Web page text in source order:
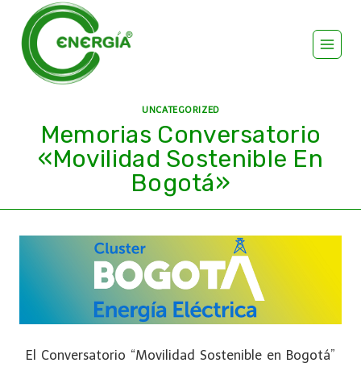
UNCATEGORIZED
Memorias Conversatorio
«Movilidad Sostenible En
Bogotá»
El Conversatorio “Movilidad Sostenible en Bogotá”